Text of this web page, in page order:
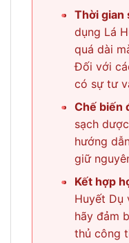
•
Thời gian
dụng Lá
quá dài
Đối với
có sự tư
•
Chế biến
sạch
hướng
giữ
•
Kết hợp
Huyết Dụ
hãy đảm
thủ công